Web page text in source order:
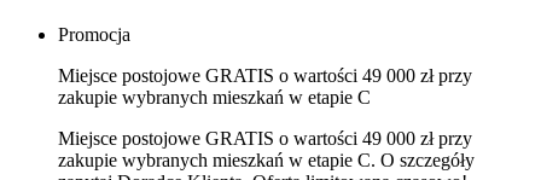
Promocja
Miejsce postojowe GRATIS o wartości 49 000 zł przy
zakupie wybranych mieszkań w etapie C
Miejsce postojowe GRATIS o wartości 49 000 zł przy
zakupie wybranych mieszkań w etapie C. O szczegóły